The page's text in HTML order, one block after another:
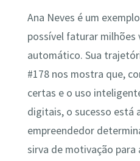
Ana Neves é um
possível faturar milhões
automático. Sua
#178 nos mostra que,
certas e o uso
digitais, o sucesso está
empreendedor
sirva de motivação para